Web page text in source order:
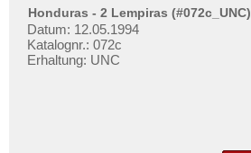
Honduras - 2 Lempiras (#072c_UNC)
Datum: 12.05.1994
Katalognr.: 072c
Erhaltung: UNC